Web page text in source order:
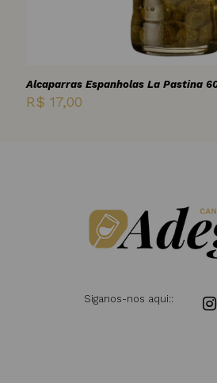
Alcaparras Espanholas La Pastina
R$ 17,00
Siganos-nos aqui::